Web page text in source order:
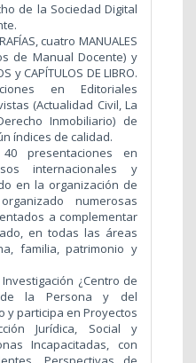
de la Sociedad Digital
cuatro MANUALES
de Manual Docente) y
y CAPÍTULOS DE LIBRO.
en Editoriales
(Actualidad Civil, La
Inmobiliario) de
índices de calidad.
presentaciones en
internacionales y
en la organización de
numerosas
a complementar
en todas las áreas
familia, patrimonio y
¿Centro de
de la Persona y del
y participa en Proyectos
Jurídica, Social y
Incapacitadas, con